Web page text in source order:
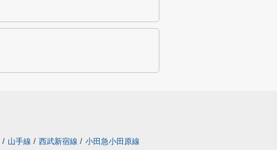
/ 山手線 / 西武新宿線 / 小田急小田原線